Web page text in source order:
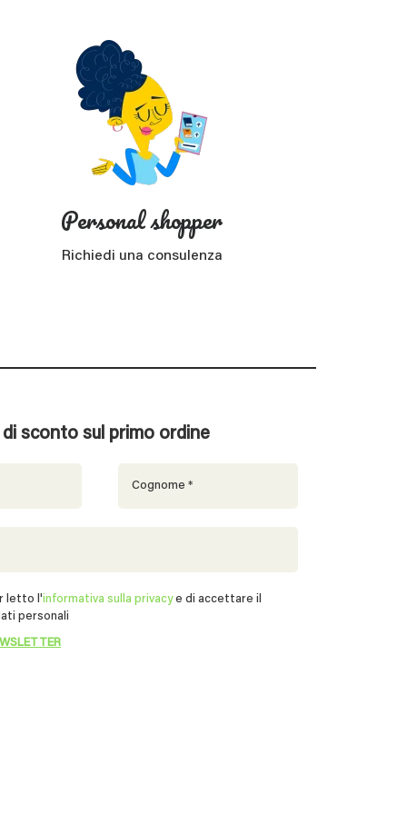
Personal shopper
Richiedi una consulenza
di sconto sul primo ordine
letto l'informativa sulla privacye di accettare il
personali